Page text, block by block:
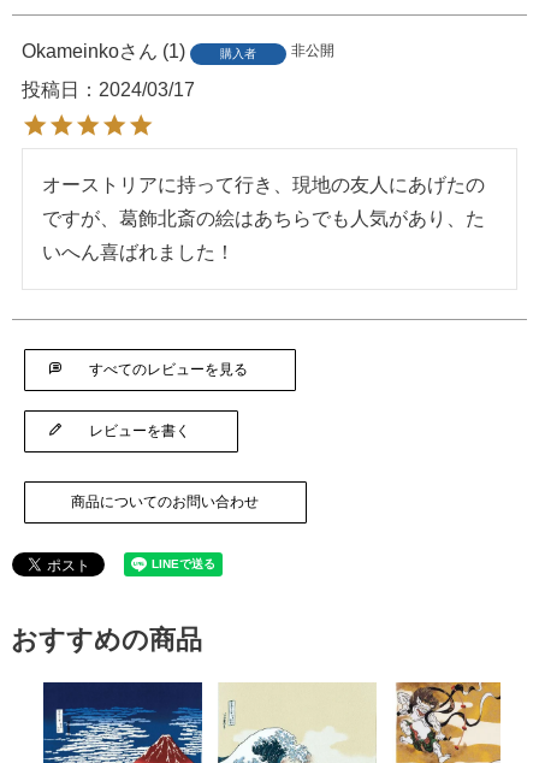
Okameinko 1 購入者 非公開
投稿日 2024/03/17
オーストリアに持って行き、現地の友人にあげたの
ですが、葛飾北斎の絵はあちらでも人気があり、た
いへん喜ばれました！
すべてのレビューを見る
レビューを書く
商品についてのお問い合わせ
おすすめの商品